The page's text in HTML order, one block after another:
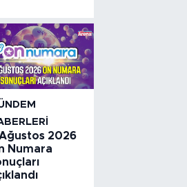
2026
Numara